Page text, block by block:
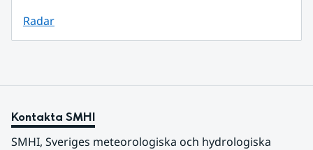
Radar
Kontakta SMHI
SMHI, Sveriges meteorologiska och hydrologiska